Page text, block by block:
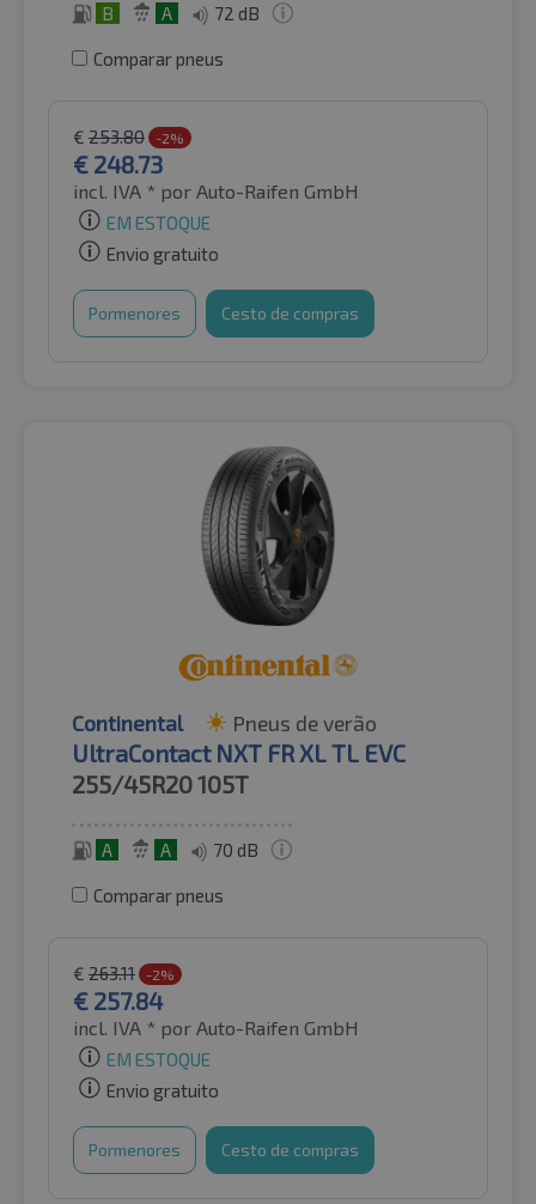
B A 72 dB
Comparar pneus
€ 253.80 -2%
€ 248.73
incl. IVA * por Auto-Raifen GmbH
EM ESTOQUE
Envio gratuito
Pormenores Cesto de compras
Continental Pneus de verão
UltraContact NXT FR XL TL EVC
255/45R20105T
A A 70 dB
Comparar pneus
€ 263.11 -2%
€ 257.84
incl. IVA * por Auto-Raifen GmbH
EM ESTOQUE
Envio gratuito
Pormenores Cesto de compras